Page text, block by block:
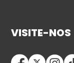
VISITE-NOS